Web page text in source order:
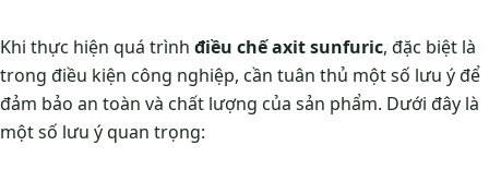
Khi thực hiện quá trình điều chế axit sunfuric, đặc biệt là
trong điều kiện công nghiệp, cần tuân thủ một số lưu ý để
đảm bảo an toàn và chất lượng của sản phẩm. Dưới đây là
một số lưu ý quan trọng: